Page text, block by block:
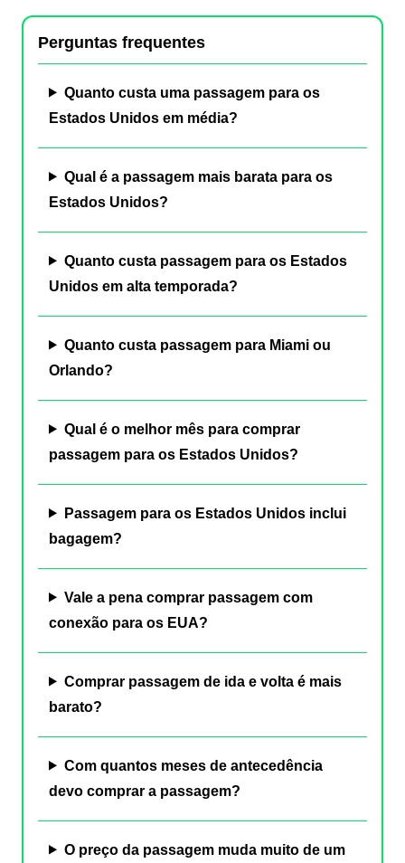
Perguntas frequentes
Quanto custa uma passagem para os
Estados Unidos em média?
Qual é a passagem mais barata para os
Estados Unidos?
Quanto custa passagem para os Estados
Unidos em alta temporada?
Quanto custa passagem para Miami ou
Orlando?
Qual é o melhor mês para comprar
passagem para os Estados Unidos?
Passagem para os Estados Unidos inclui
bagagem?
Vale a pena comprar passagem com
conexão para os EUA?
Comprar passagem de ida e volta é mais
barato?
Com quantos meses de antecedência
devo comprar a passagem?
O preço da passagem muda muito de um